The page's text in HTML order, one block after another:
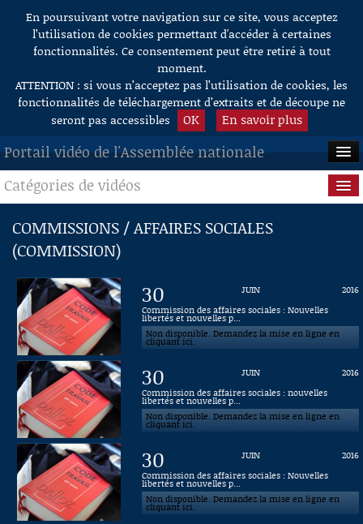
Aller au contenu
En poursuivant votre navigation sur ce site, vous acceptez
l’utilisation de cookies permettant d'accéder à certaines
fonctionnalités. Ce consentement peut être retiré à tout
moment.
ATTENTION : si vous n’acceptez pas l’utilisation de cookies, les
fonctionnalités de téléchargement d’extraits et de découpe ne
seront pas accessibles
OK En savoir plus
Portail vidéo de l'Assemblée nationale
ACCUEIL
EN DIRECT
À LA DEMANDE
RECHERCHE
AIDE À LA DÉCOUPE
DE VIDÉOS
Catégories de vidéos
Séance publique
Questions au Gouvernement
Commissions
Présidence
Connaissance, Histoire
Autres
COMMISSIONS / AFFAIRES SOCIALES
(COMMISSION)
30 JUIN
2016
Commission des affaires sociales : Nouvelles
libertés et nouvelles p...
Non disponible. Demandez la mise en ligne en
cliquant ici.
30 JUIN
2016
Commission des affaires sociales : nouvelles
libertés et nouvelles p...
Non disponible. Demandez la mise en ligne en
cliquant ici.
30 JUIN
2016
Commission des affaires sociales : Nouvelles
libertés et nouvelles p...
Non disponible. Demandez la mise en ligne en
cliquant ici.